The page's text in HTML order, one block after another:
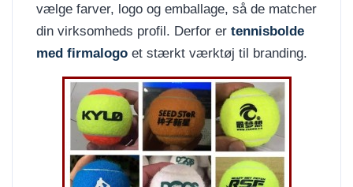
vælge farver, logo og emballage, så de matcher
din virksomheds profil. Derfor er tennisbolde
med firmalogo et stærkt værktøj til branding.